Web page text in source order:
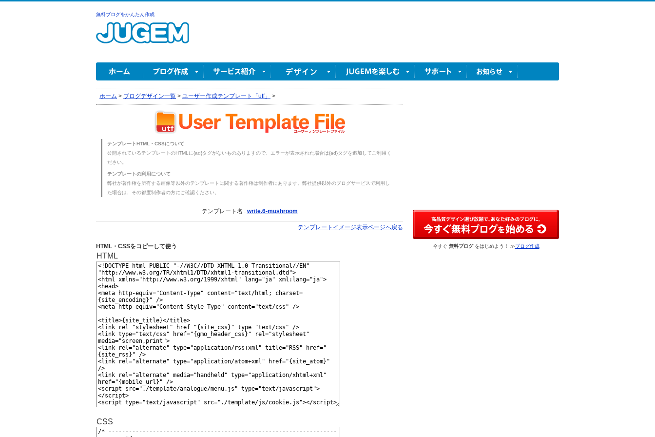
無料ブログをかんたん作成
ホーム > ブログデザイン一覧 > ユーザー作成テンプレート「utf」 >
テンプレートHTML・CSSについて
公開されているテンプレートのHTMLに{ad}タグがないものありますので、エラーが表示された場合は{ad}タグを追加してご利用く
ださい。
テンプレートの利用について
弊社が著作権を所有する画像等以外のテンプレートに関する著作権は制作者にあります。弊社提供以外のブログサービスで利用し
た場合は、その都度制作者の方にご確認ください。
テンプレート名 : write.6-mushroom
テンプレートイメージ表示ページへ戻る
HTML・CSSをコピーして使う
HTML
CSS
今すぐ 無料ブログをはじめよう！ ≫ブログ作成